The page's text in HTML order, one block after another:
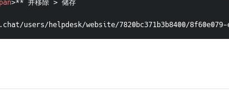
>** 并移除 > 储存
users/helpdesk/website/7820bc371b3b8400/8f60e079-